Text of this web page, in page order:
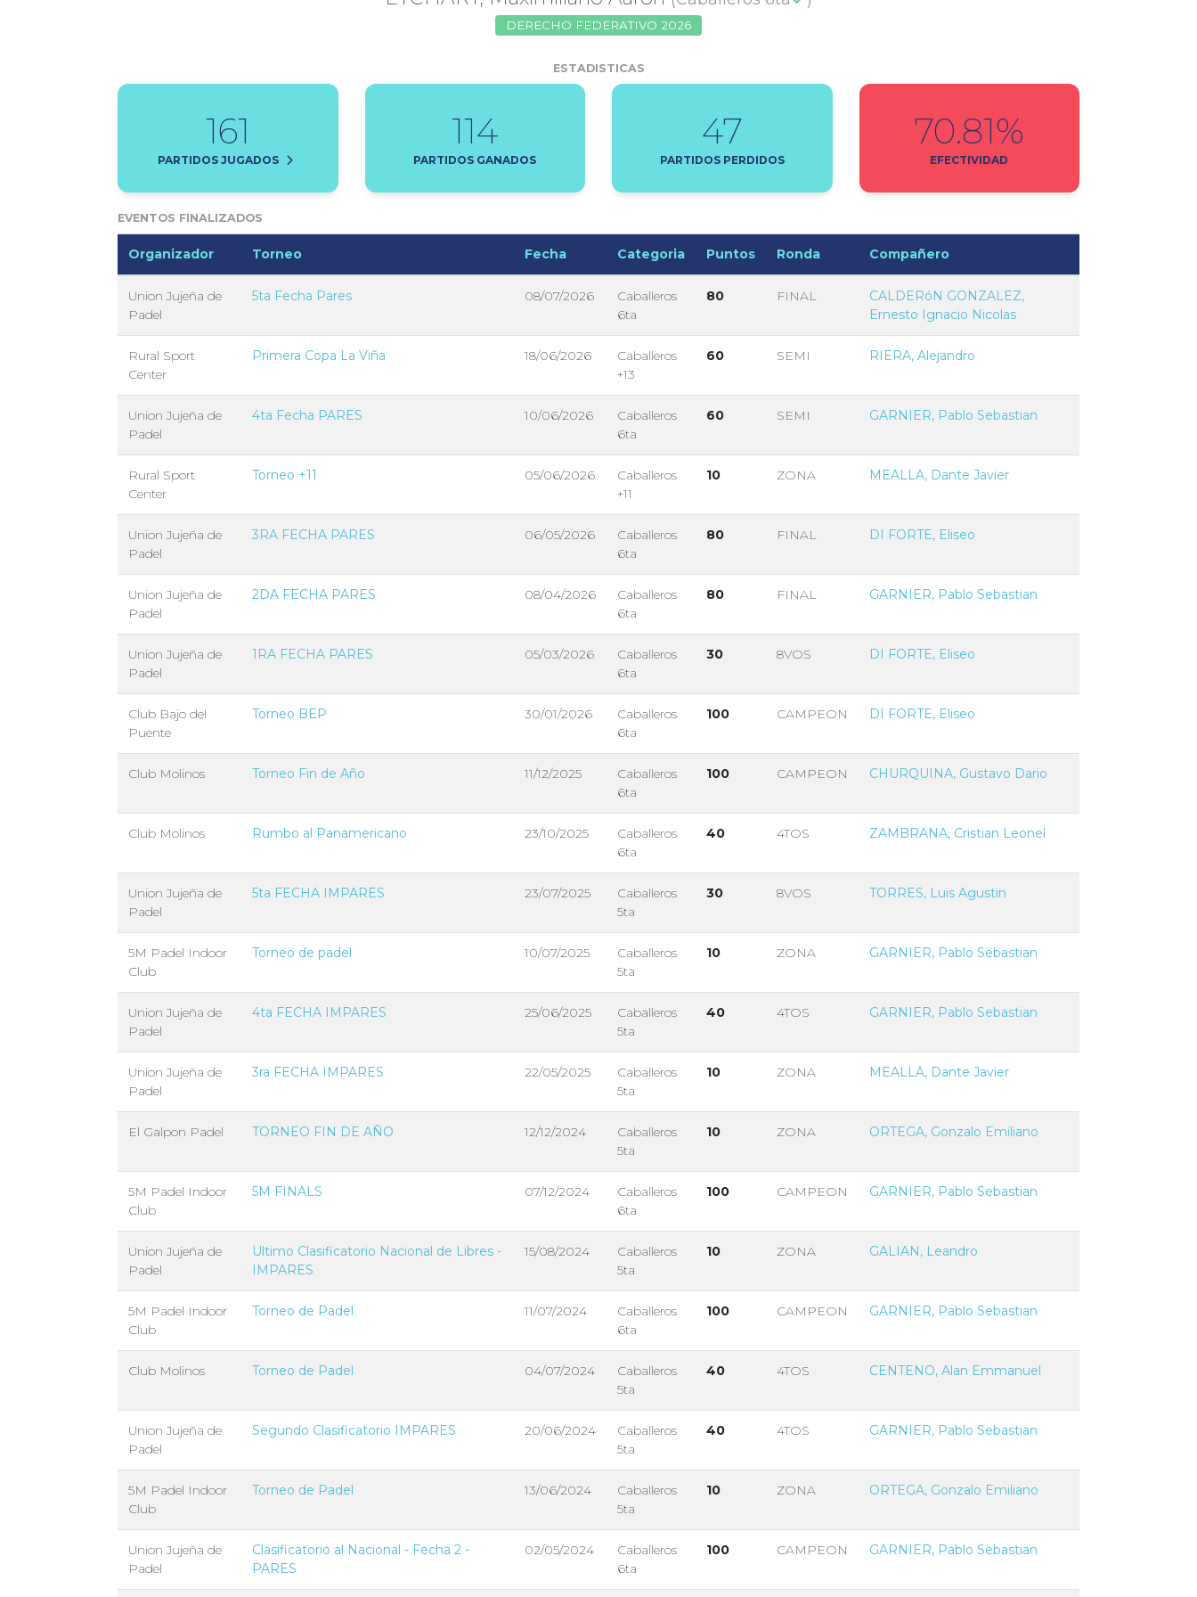
DERECHO FEDERATIVO 2026
ESTADISTICAS
161
PARTIDOS JUGADOS
114
PARTIDOS GANADOS
47
PARTIDOS PERDIDOS
70.81%
EFECTIVIDAD
EVENTOS FINALIZADOS
Organizador Torneo Fecha Categoria Puntos Ronda Compañero
Union Jujeña de
Padel
5ta Fecha Pares 08/07/2026
Caballeros
6ta
80 FINAL
CALDERóN GONZALEZ,
Ernesto Ignacio Nicolas
Rural Sport
Center
Primera Copa La Viña 18/06/2026
Caballeros
+13
60 SEMI RIERA, Alejandro
Union Jujeña de
Padel
4ta Fecha PARES 10/06/2026
Caballeros
6ta
60 SEMI GARNIER, Pablo Sebastian
Rural Sport
Center
Torneo +11 05/06/2026
Caballeros
+11
10 ZONA MEALLA, Dante Javier
Union Jujeña de
Padel
3RA FECHA PARES 06/05/2026
Caballeros
6ta
80 FINAL DI FORTE, Eliseo
Union Jujeña de
Padel
2DA FECHA PARES 08/04/2026
Caballeros
6ta
80 FINAL GARNIER, Pablo Sebastian
Union Jujeña de
Padel
1RA FECHA PARES 05/03/2026
Caballeros
6ta
30 8VOS DI FORTE, Eliseo
Club Bajo del
Puente
Torneo BEP 30/01/2026
Caballeros
6ta
100 CAMPEON DI FORTE, Eliseo
Club Molinos Torneo Fin de Año 11/12/2025
Caballeros
6ta
100 CAMPEON CHURQUINA, Gustavo Dario
Club Molinos Rumbo al Panamericano 23/10/2025
Caballeros
6ta
40 4TOS ZAMBRANA, Cristian Leonel
Union Jujeña de
Padel
5ta FECHA IMPARES 23/07/2025
Caballeros
5ta
30 8VOS TORRES, Luis Agustin
5M Padel Indoor
Club
Torneo de padel 10/07/2025
Caballeros
5ta
10 ZONA GARNIER, Pablo Sebastian
Union Jujeña de
Padel
4ta FECHA IMPARES 25/06/2025
Caballeros
5ta
40 4TOS GARNIER, Pablo Sebastian
Union Jujeña de
Padel
3ra FECHA IMPARES 22/05/2025
Caballeros
5ta
10 ZONA MEALLA, Dante Javier
El Galpon Padel TORNEO FIN DE AÑO 12/12/2024
Caballeros
5ta
10 ZONA ORTEGA, Gonzalo Emiliano
5M Padel Indoor
Club
5M FINALS 07/12/2024
Caballeros
6ta
100 CAMPEON GARNIER, Pablo Sebastian
Union Jujeña de
Padel
Ultimo Clasificatorio Nacional de Libres -
IMPARES
15/08/2024
Caballeros
5ta
10 ZONA GALIAN, Leandro
5M Padel Indoor
Club
Torneo de Padel 11/07/2024
Caballeros
6ta
100 CAMPEON GARNIER, Pablo Sebastian
Club Molinos Torneo de Padel 04/07/2024
Caballeros
5ta
40 4TOS CENTENO, Alan Emmanuel
Union Jujeña de
Padel
Segundo Clasificatorio IMPARES 20/06/2024
Caballeros
5ta
40 4TOS GARNIER, Pablo Sebastian
5M Padel Indoor
Club
Torneo de Padel 13/06/2024
Caballeros
5ta
10 ZONA ORTEGA, Gonzalo Emiliano
Union Jujeña de
Padel
Clasificatorio al Nacional - Fecha 2 -
PARES
02/05/2024
Caballeros
6ta
100 CAMPEON GARNIER, Pablo Sebastian